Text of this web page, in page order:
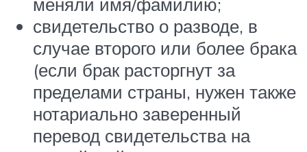
свидетельство о разводе, в
случае второго или более брака
(если брак расторгнут за
пределами страны, нужен также
нотариально заверенный
перевод свидетельства на